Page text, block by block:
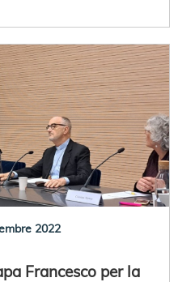
2022
Francesco per la